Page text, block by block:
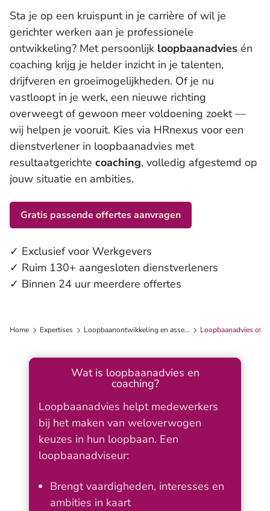
Trainingen en workshops
Sta je op een kruispunt in je carrière of wil je
gerichter werken aan je professionele
ontwikkeling? Met persoonlijk loopbaanadvies én
coaching krijg je helder inzicht in je talenten,
drijfveren en groeimogelijkheden. Of je nu
vastloopt in je werk, een nieuwe richting
overweegt of gewoon meer voldoening zoekt —
wij helpen je vooruit. Kies via HRnexus voor een
dienstverlener in loopbaanadvies met
resultaatgerichte coaching, volledig afgestemd op
jouw situatie en ambities.
Gratis passende offertes aanvragen
✓ Exclusief voor Werkgevers
✓ Ruim 130+ aangesloten dienstverleners
✓ Binnen 24 uur meerdere offertes
Home Expertises Loopbaanontwikkeling en assessments Loopbaanadvies of
Wat is loopbaanadvies en
coaching?
Loopbaanadvies helpt medewerkers
bij het maken van weloverwogen
keuzes in hun loopbaan. Een
loopbaanadviseur:
Brengt vaardigheden, interesses en
ambities in kaart